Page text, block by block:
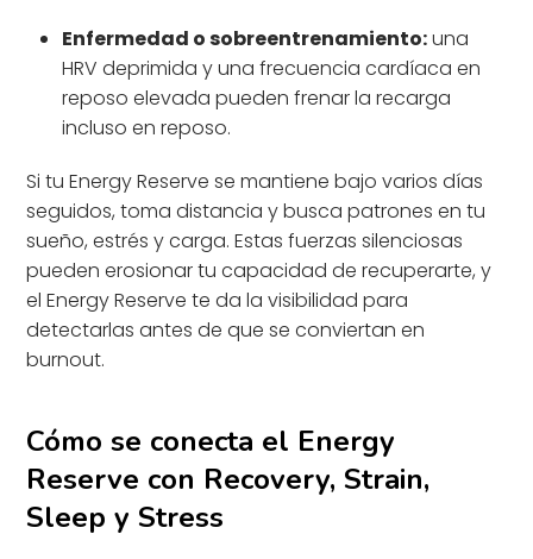
Enfermedad o sobreentrenamiento:una
HRV deprimida y una frecuencia cardíaca en
reposo elevada pueden frenar la recarga
incluso en reposo.
Si tu Energy Reserve se mantiene bajo varios días
seguidos, toma distancia y busca patrones en tu
sueño, estrés y carga. Estas fuerzas silenciosas
pueden erosionar tu capacidad de recuperarte, y
el Energy Reserve te da la visibilidad para
detectarlas antes de que se conviertan en
burnout.
Cómo se conecta el Energy
Reserve con Recovery, Strain,
Sleep y Stress